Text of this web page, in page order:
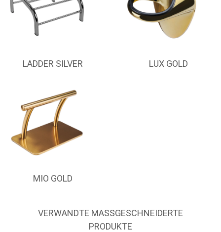
LADDER SILVER LUX GOLD
MIO GOLD
VERWANDTE MASSGESCHNEIDERTE P
RODUKTE